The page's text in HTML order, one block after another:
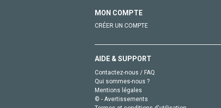
MON COMPTE
CRÉER UN COMPTE
AIDE & SUPPORT
Contactez-nous / FAQ
Qui sommes-nous ?
Mentions légales
© - Avertissements